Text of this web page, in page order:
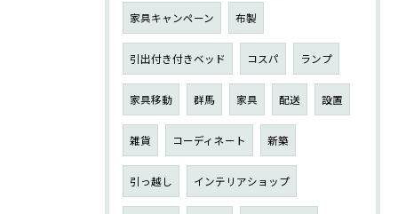
家具キャンペーン 布製
引出付き付きベッド コスパ ランプ
家具移動 群馬 家具 配送 設置
雑貨 コーディネート 新築
引っ越し インテリアショップ